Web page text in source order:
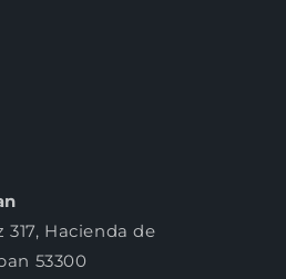
317, Hacienda de
53300